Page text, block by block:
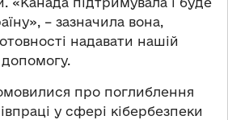
– зазначила вона,
надавати нашій
про поглиблення
у сфері кібербезпеки